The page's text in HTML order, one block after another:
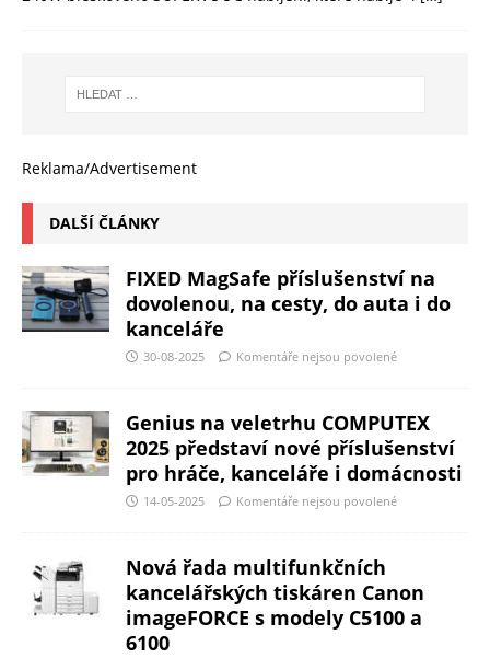
Reklama/Advertisement
DALŠÍ ČLÁNKY
FIXED MagSafe příslušenství na
dovolenou, na cesty, do auta i do
kanceláře
30-08-2025 Komentáře nejsou povolené
Genius na veletrhu COMPUTEX
2025 představí nové příslušenství
pro hráče, kanceláře i domácnosti
14-05-2025 Komentáře nejsou povolené
Nová řada multifunkčních
kancelářských tiskáren Canon
imageFORCE s modely C5100 a
6100